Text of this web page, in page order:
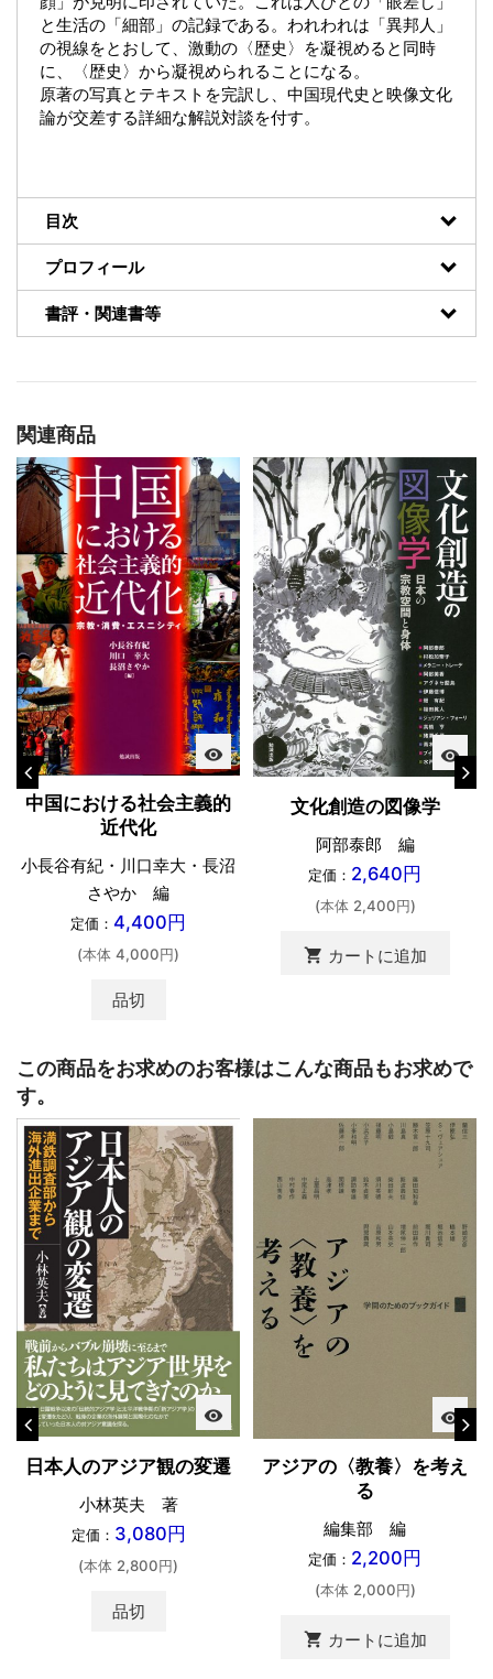
と生活の「細部」の記録である。われわれは「異邦人」
の視線をとおして、激動の〈歴史〉を凝視めると同時
に、〈歴史〉から凝視められることになる。
原著の写真とテキストを完訳し、中国現代史と映像文化
論が交差する詳細な解説対談を付す。
目次
プロフィール
書評・関連書等
関連商品
visibility
中国における社会主義的
近代化
小長谷有紀・川口幸大・長沼
さやか 編
定価： 4,400円
(本体 4,000円)
品切
visibility
文化創造の図像学
阿部泰郎 編
定価： 2,640円
(本体 2,400円)
shopping_cart カートに追加
この商品をお求めのお客様はこんな商品もお求めで
す。
visibility
日本人のアジア観の変遷
小林英夫 著
定価： 3,080円
(本体 2,800円)
品切
visibility
アジアの〈教養〉を考え
る
編集部 編
定価： 2,200円
(本体 2,000円)
shopping_cart カートに追加